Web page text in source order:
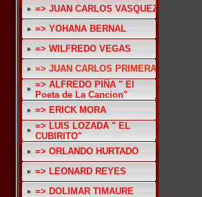
=> JUAN CARLOS VASQUEZ
=> YOHANA BERNAL
=> WILFREDO VEGAS
=> JUAN CARLOS PRIMERA
=> ALFREDO PIÑA " El
Poeta de La Cancion"
=> ERICK MORA
=> LUIS LOZADA " EL
CUBIRITO"
=> ORLANDO HURTADO
=> LEONARD REYES
=> DOLIMAR TIMAURE